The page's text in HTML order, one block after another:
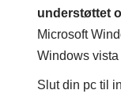
understøttet
Microsoft
Windows
Slut din pc til